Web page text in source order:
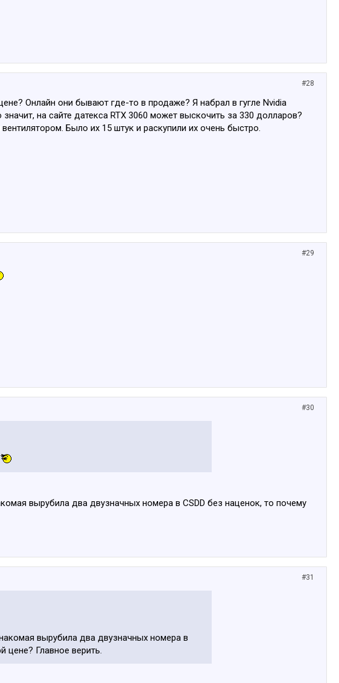
#28
Онлайн они бывают где-то в продаже? Я набрал в гугле Nvidia
на сайте датекса RTX 3060 может выскочить за 330 долларов?
Было их 15 штук и раскупили их очень быстро.
#29
#30
вырубила два двузначных номера в CSDD без наценок, то почему
#31
вырубила два двузначных номера в
цене? Главное верить.